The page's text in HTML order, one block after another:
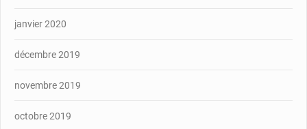
janvier 2020
décembre 2019
novembre 2019
octobre 2019